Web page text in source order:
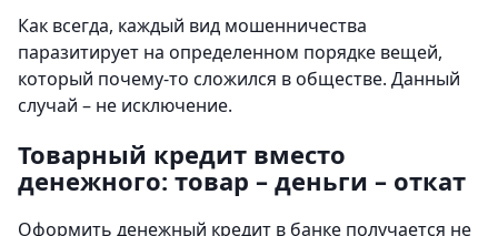
Как всегда, каждый вид мошенничества
паразитирует на определенном порядке вещей,
который почему-то сложился в обществе. Данный
случай – не исключение.
Товарный кредит вместо
денежного: товар – деньги – откат
Оформить денежный кредит в банке получается не